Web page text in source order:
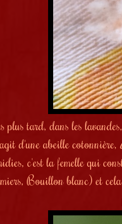
plus tard, dans les
d'une abeille cotonnière,
c'est la femelle qui
Bouillon blanc) et